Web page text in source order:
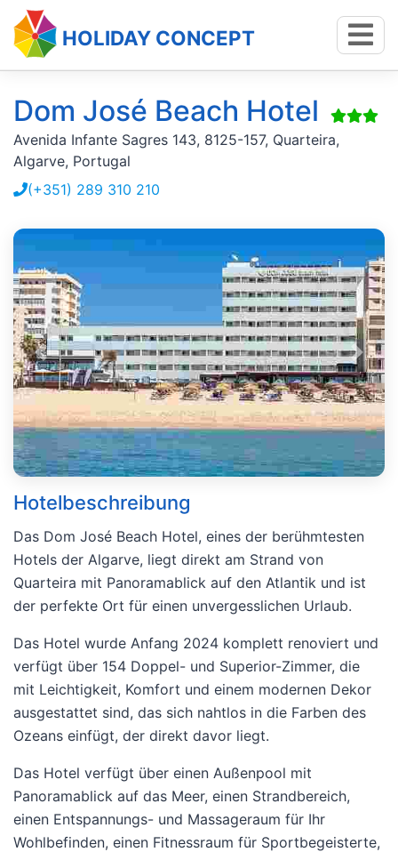
HOLIDAY CONCEPT
Dom José Beach Hotel
Avenida Infante Sagres 143, 8125-157, Quarteira,
Algarve, Portugal
(+351) 289 310 210
Hotelbeschreibung
Das Dom José Beach Hotel, eines der berühmtesten
Hotels der Algarve, liegt direkt am Strand von
Quarteira mit Panoramablick auf den Atlantik und ist
der perfekte Ort für einen unvergesslichen Urlaub.
Das Hotel wurde Anfang 2024 komplett renoviert und
verfügt über 154 Doppel- und Superior-Zimmer, die
mit Leichtigkeit, Komfort und einem modernen Dekor
ausgestattet sind, das sich nahtlos in die Farben des
Ozeans einfügt, der direkt davor liegt.
Das Hotel verfügt über einen Außenpool mit
Panoramablick auf das Meer, einen Strandbereich,
einen Entspannungs- und Massageraum für Ihr
Wohlbefinden, einen Fitnessraum für Sportbegeisterte,